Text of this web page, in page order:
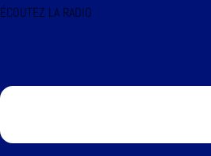
ÉCOUTEZ LA RADIO